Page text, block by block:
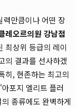
력만큼이나 어떤 장
레오르의원 강남점
최상위 등급의 레이
의 결과를 선사하겠
히, 현존하는 최고의
포지 엘리트 플러
종류에도 완벽하게